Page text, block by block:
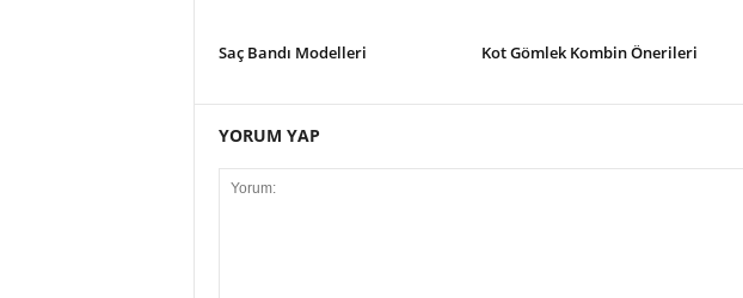
Saç Bandı Modelleri Kot Gömlek Kombin Önerileri
YORUM YAP